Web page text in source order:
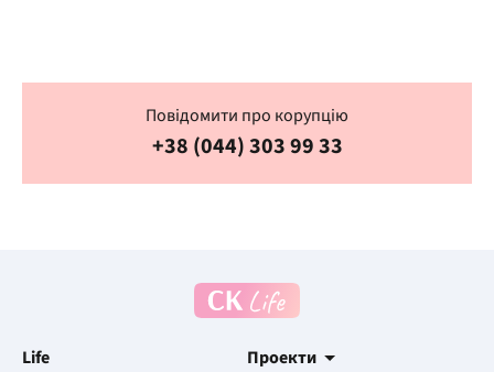
Повідомити про корупцію
+38 (044) 303 99 33
Life
Проекти